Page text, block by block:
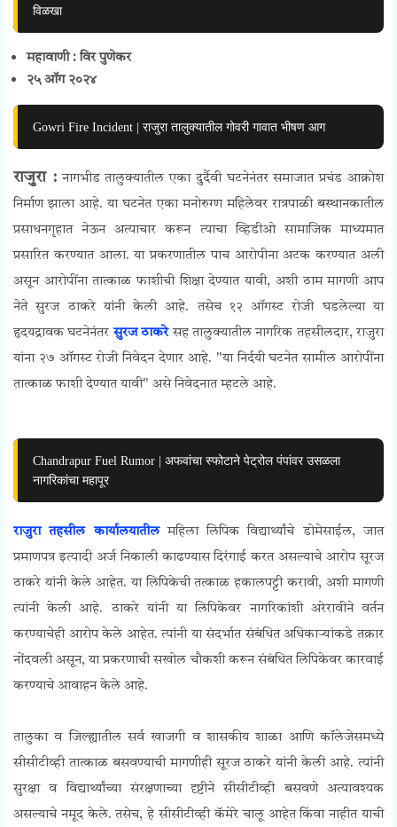
विळखा
महावाणी : विर पुणेकर
२५ ऑग २०२४
Gowri Fire Incident | राजुरा तालुक्यातील गोवरी गावात भीषण आग
राजुरा :नागभीड तालुक्यातील एका दुर्दैवी घटनेनंतर समाजात प्रचंड आक्रोश
निर्माण झाला आहे. या घटनेत एका मनोरुग्ण महिलेवर रात्रपाळी बस्थानकातील
प्रसाधनगृहात नेऊन अत्याचार करून त्याचा व्हिडीओ सामाजिक माध्यमात
प्रसारित करण्यात आला. या प्रकरणातील पाच आरोपीना अटक करण्यात अली
असून आरोपींना तात्काळ फाशीची शिक्षा देण्यात यावी, अशी ठाम मागणी आप
नेतेसुरज ठाकरे यांनीकेली आहे. तसेच १२ ऑगस्ट रोजी घडलेल्या या
हृदयद्रावक घटनेनंतरसुरज ठाकरेसह तालुक्यातील नागरिक तहसीलदार, राजुरा
यांना २७ ऑगस्ट रोजी निवेदन देणार आहे. "या निर्दयी घटनेत सामील आरोपींना
तात्काळ फाशी देण्यात यावी" असे निवेदनात म्हटले आहे.
Chandrapur Fuel Rumor | अफवांचा स्फोटाने पेट्रोल पंपांवर उसळला
नागरिकांचा महापूर
राजुरा तहसील कार्यालयातीलमहिला लिपिक विद्यार्थ्यांचे डोमेसाईल, जात
प्रमाणपत्र इत्यादी अर्ज निकाली काढण्यास दिरंगाई करत असल्याचे आरोप सूरज
ठाकरे यांनी केले आहेत. या लिपिकेची तत्काळ हकालपट्टी करावी, अशी मागणी
त्यांनी केली आहे. ठाकरे यांनी या लिपिकेवर नागरिकांशी अरेरावीने वर्तन
करण्याचेही आरोप केले आहेत. त्यांनी या संदर्भात संबंधित अधिकाऱ्यांकडे तक्रार
नोंदवली असून, या प्रकरणाची सखोल चौकशी करून संबंधित लिपिकेवर कारवाई
करण्याचे आवाहन केले आहे.
तालुका व जिल्ह्यातील सर्व खाजगी व शासकीय शाळा आणि कॉलेजेसमध्ये
सीसीटीव्ही तात्काळ बसवण्याची मागणीही सूरज ठाकरे यांनी केली आहे. त्यांनी
सुरक्षा व विद्यार्थ्यांच्या संरक्षणाच्या दृष्टीने सीसीटीव्ही बसवणे अत्यावश्यक
असल्याचे नमूद केले. तसेच, हे सीसीटीव्ही कॅमेरे चालू आहेत किंवा नाहीत याची